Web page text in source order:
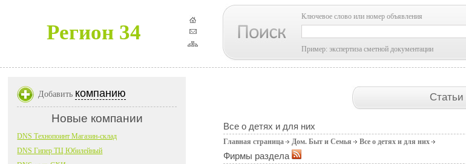
Регион 34
Ключевое слово или номер объявления
Пример: экспертиза сметной документации
Статьи
Все о детях и для них
Главная страница Дом. Быт и Семья Все о детях и для них
Фирмы раздела
Добавить компанию
Новые компании
DNS Технопоинт Магазин-склад
DNS Гипер ТЦ Юбилейный